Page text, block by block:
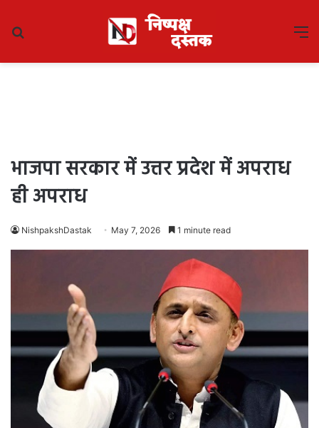
भाजपा सरकार में उत्तर प्रदेश में अपराध
ही अपराध
NishpakshDastak May 7, 2026 1 minute read